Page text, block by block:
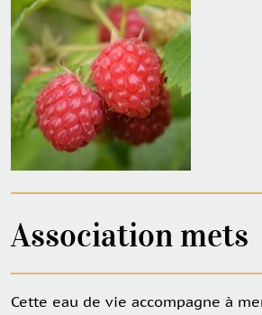
Association mets
Cette eau de vie accompagne à